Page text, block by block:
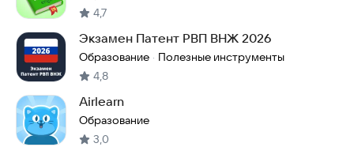
4,7
Экзамен Патент РВП ВНЖ 2026
Образование · Полезные инструменты
4,8
Airlearn
Образование
3,0